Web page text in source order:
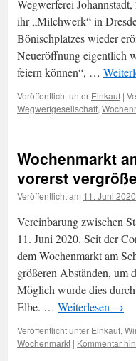
Wegwerferei
ihr „Milchwerk“ in
Bönischplatzes wieder
Neueröffnung eigentlich
feiern können“, …
Veröffentlicht unter Einkauf |
Wegwerfgesellschaft,
Wochenmarkt
vorerst
Veröffentlicht am 11. Juni 2020
Vereinbarung zwischen
11. Juni 2020. Seit der
dem Wochenmarkt am
größeren Abständen, um
Möglich wurde dies
Elbe. … Weiterlesen →
Veröffentlicht unter Einkauf,
Wochenmarkt | Kommentar